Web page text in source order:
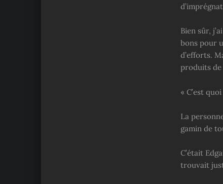
Bien sûr,
bons pour
d’efforts.
produits de
« C’est
La
gamin de
C’était
trouvait